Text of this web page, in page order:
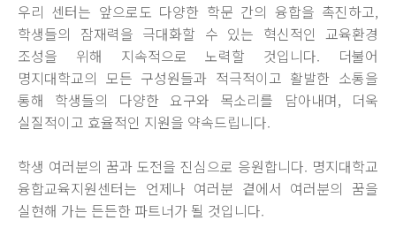
우리 센터는 앞으로도 다양한 학문 간의 융합을 촉진하고,
학생들의 잠재력을 극대화할 수 있는 혁신적인 교육환경
조성을 위해 지속적으로 노력할 것입니다. 더불어
명지대학교의 모든 구성원들과 적극적이고 활발한 소통을
통해 학생들의 다양한 요구와 목소리를 담아내며, 더욱
실질적이고 효율적인 지원을 약속드립니다.
학생 여러분의 꿈과 도전을 진심으로 응원합니다. 명지대학교
융합교육지원센터는 언제나 여러분 곁에서 여러분의 꿈을
실현해 가는 든든한 파트너가 될 것입니다.